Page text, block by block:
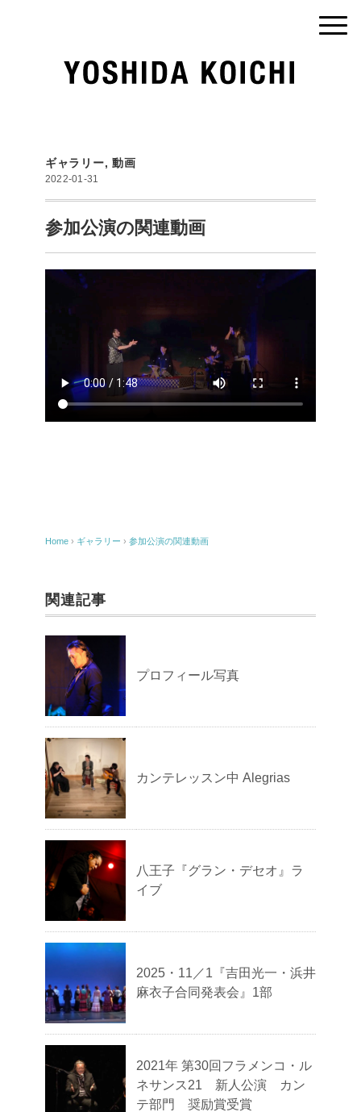
ギャラリー, 動画
2022-01-31
参加公演の関連動画
Home › ギャラリー › 参加公演の関連動画
関連記事
プロフィール写真
カンテレッスン中 Alegrias
八王子『グラン・デセオ』ラ
イブ
2025・11／1『吉田光一・浜井
麻衣子合同発表会』1部
2021年 第30回フラメンコ・ル
ネサンス21 新人公演 カン
テ部門 奨励賞受賞